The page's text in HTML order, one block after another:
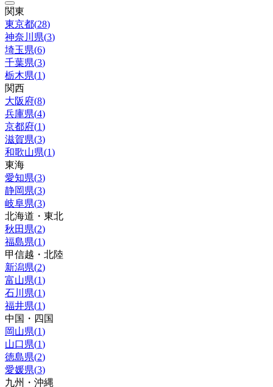
関東
東京都(28)
神奈川県(3)
埼玉県(6)
千葉県(3)
栃木県(1)
関西
大阪府(8)
兵庫県(4)
京都府(1)
滋賀県(3)
和歌山県(1)
東海
愛知県(3)
静岡県(3)
岐阜県(3)
北海道・東北
秋田県(2)
福島県(1)
甲信越・北陸
新潟県(2)
富山県(1)
石川県(1)
福井県(1)
中国・四国
岡山県(1)
山口県(1)
徳島県(2)
愛媛県(3)
九州・沖縄